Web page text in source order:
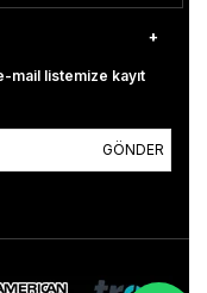
mail listemize kayıt
GÖNDER